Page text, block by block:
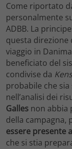
Come riportato
personalmente
ADBB. La
questa
viaggio in
beneficiato del
condivise da
probabile che
nell’analisi dei
Galles non abbia
della campagna,
essere presente
che si stia